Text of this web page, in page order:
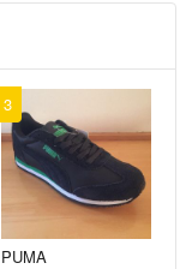
3
PUMA